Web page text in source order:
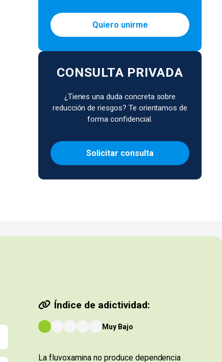
Quiero unirme
CONSULTA PRIVADA
¿Tienes una duda concreta sobre
reducción de riesgos? Te orientamos de
forma confidencial.
Solicitar consulta
Índice de adictividad:
Muy Bajo
La fluvoxamina no produce dependencia